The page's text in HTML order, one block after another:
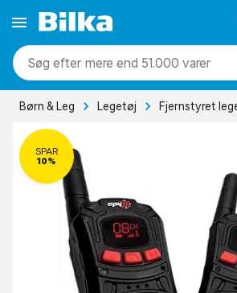
mere end 51.000 varer
Børn & Leg Legetøj Fjernstyret
SPAR
10%